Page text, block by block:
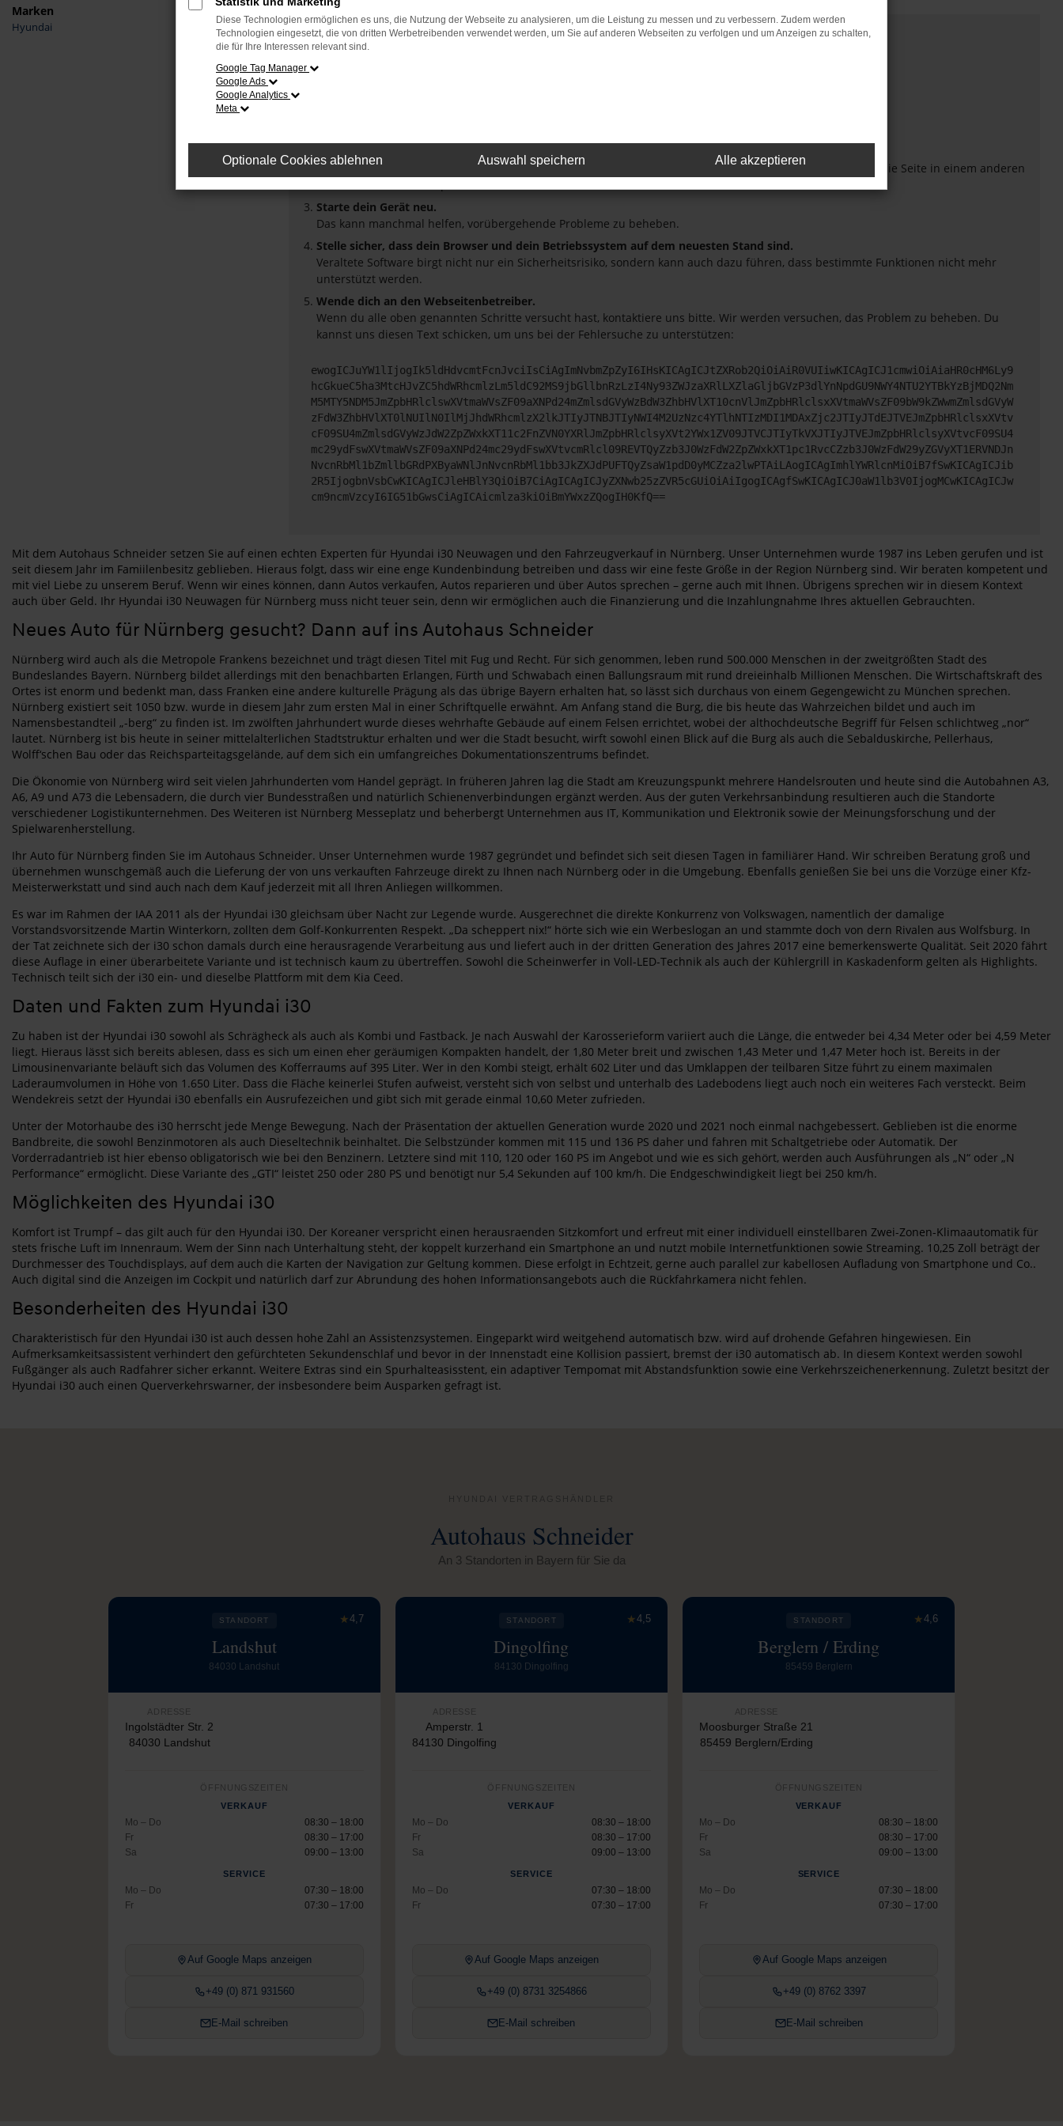
Marken
Hyundai Fehler: Network Error
Beim Laden ist ein Fehler aufgetreten.
Prüfe deine Browsererweiterungen.
Manche Erweiterungen, wie Werbeblocker, können das Laden bestimmter Seiten verhindern. Funktioniert die Seite in einem anderen
Starte dein Gerät neu.
Das kann manchmal helfen, vorübergehende Probleme zu beheben.
Stelle sicher, dass dein Browser und dein Betriebssystem auf dem neuesten Stand sind.
Veraltete Software birgt nicht nur ein Sicherheitsrisiko, sondern kann auch dazu führen, dass bestimmte Funktionen nicht mehr
unterstützt werden.
Wende dich an den Webseitenbetreiber.
Wenn du alle oben genannten Schritte versucht hast, kontaktiere uns bitte. Wir werden versuchen, das Problem zu beheben. Du
kannst uns diesen Text schicken, um uns bei der Fehlersuche zu unterstützen:
ewogICJuYW1lIjogIk5ldHdvcmtFcnJvciIsCiAgImNvbmZpZyI6IHsKICAgICJtZXRob2QiOiAiR0VUIiwKICAgICJ1cmwiOiAiaHR0cHM6Ly9
hcGkueC5ha3MtcHJvZC5hdWRhcmlzLm5ldC92MS9jbGllbnRzLzI4Ny93ZWJzaXRlLXZlaGljbGVzP3dlYnNpdGU9NWY4NTU2YTBkYzBjMDQ2Nm
M5MTY5NDM5JmZpbHRlclswXVtmaWVsZF09aXNPd24mZmlsdGVyWzBdW3ZhbHVlXT10cnVlJmZpbHRlclsxXVtmaWVsZF09bW9kZWwmZmlsdGVyW
zFdW3ZhbHVlXT0lNUIlN0IlMjJhdWRhcmlzX2lkJTIyJTNBJTIyNWI4M2UzNzc4YTlhNTIzMDI1MDAxZjc2JTIyJTdEJTVEJmZpbHRlclsxXVtv
cF09SU4mZmlsdGVyWzJdW2ZpZWxkXT11c2FnZVN0YXRlJmZpbHRlclsyXVt2YWx1ZV09JTVCJTIyTkVXJTIyJTVEJmZpbHRlclsyXVtvcF09SU4
mc29ydFswXVtmaWVsZF09aXNPd24mc29ydFswXVtvcmRlcl09REVTQyZzb3J0WzFdW2ZpZWxkXT1pc1RvcCZzb3J0WzFdW29yZGVyXT1ERVNDJn
NvcnRbMl1bZmllbGRdPXByaWNlJnNvcnRbMl1bb3JkZXJdPUFTQyZsaW1pdD0yMCZza2lwPTAiLAogICAgImhlYWRlcnMiOiB7fSwKICAgICJib
2R5IjogbnVsbCwKICAgICJleHBlY3QiOiB7CiAgICAgICJyZXNwb25zZVR5cGUiOiAiIgogICAgfSwKICAgICJ0aW1lb3V0IjogMCwKICAgICJw
cm9ncmVzcyI6IG51bGwsCiAgICAicmlza3kiOiBmYWxzZQogIH0KfQ==
Mit dem Autohaus Schneider setzen Sie auf einen echten Experten für Hyundai i30 Neuwagen und den Fahrzeugverkauf in Nürnberg. Unser Unternehmen wurde 1987 ins Leben gerufen und ist
seit diesem Jahr im Famiilenbesitz geblieben. Hieraus folgt, dass wir eine enge Kundenbindung betreiben und dass wir eine feste Größe in der Region Nürnberg sind. Wir beraten kompetent und
mit viel Liebe zu unserem Beruf. Wenn wir eines können, dann Autos verkaufen, Autos reparieren und über Autos sprechen – gerne auch mit Ihnen. Übrigens sprechen wir in diesem Kontext
auch über Geld. Ihr Hyundai i30 Neuwagen für Nürnberg muss nicht teuer sein, denn wir ermöglichen auch die Finanzierung und die Inzahlungnahme Ihres aktuellen Gebrauchten.
Neues Auto für Nürnberg gesucht? Dann auf ins Autohaus Schneider
Nürnberg wird auch als die Metropole Frankens bezeichnet und trägt diesen Titel mit Fug und Recht. Für sich genommen, leben rund 500.000 Menschen in der zweitgrößten Stadt des
Bundeslandes Bayern. Nürnberg bildet allerdings mit den benachbarten Erlangen, Fürth und Schwabach einen Ballungsraum mit rund dreieinhalb Millionen Menschen. Die Wirtschaftskraft des
Ortes ist enorm und bedenkt man, dass Franken eine andere kulturelle Prägung als das übrige Bayern erhalten hat, so lässt sich durchaus von einem Gegengewicht zu München sprechen.
Nürnberg existiert seit 1050 bzw. wurde in diesem Jahr zum ersten Mal in einer Schriftquelle erwähnt. Am Anfang stand die Burg, die bis heute das Wahrzeichen bildet und auch im
Namensbestandteil „-berg“ zu finden ist. Im zwölften Jahrhundert wurde dieses wehrhafte Gebäude auf einem Felsen errichtet, wobei der althochdeutsche Begriff für Felsen schlichtweg „nor“
lautet. Nürnberg ist bis heute in seiner mittelalterlichen Stadtstruktur erhalten und wer die Stadt besucht, wirft sowohl einen Blick auf die Burg als auch die Sebalduskirche, Pellerhaus,
Wolff‘schen Bau oder das Reichsparteitagsgelände, auf dem sich ein umfangreiches Dokumentationszentrums befindet.
Die Ökonomie von Nürnberg wird seit vielen Jahrhunderten vom Handel geprägt. In früheren Jahren lag die Stadt am Kreuzungspunkt mehrere Handelsrouten und heute sind die Autobahnen A3,
A6, A9 und A73 die Lebensadern, die durch vier Bundesstraßen und natürlich Schienenverbindungen ergänzt werden. Aus der guten Verkehrsanbindung resultieren auch die Standorte
verschiedener Logistikunternehmen. Des Weiteren ist Nürnberg Messeplatz und beherbergt Unternehmen aus IT, Kommunikation und Elektronik sowie der Meinungsforschung und der
Spielwarenherstellung.
Ihr Auto für Nürnberg finden Sie im Autohaus Schneider. Unser Unternehmen wurde 1987 gegründet und befindet sich seit diesen Tagen in familiärer Hand. Wir schreiben Beratung groß und
übernehmen wunschgemäß auch die Lieferung der von uns verkauften Fahrzeuge direkt zu Ihnen nach Nürnberg oder in die Umgebung. Ebenfalls genießen Sie bei uns die Vorzüge einer Kfz-
Meisterwerkstatt und sind auch nach dem Kauf jederzeit mit all Ihren Anliegen willkommen.
Es war im Rahmen der IAA 2011 als der Hyundai i30 gleichsam über Nacht zur Legende wurde. Ausgerechnet die direkte Konkurrenz von Volkswagen, namentlich der damalige
Vorstandsvorsitzende Martin Winterkorn, zollten dem Golf-Konkurrenten Respekt. „Da scheppert nix!“ hörte sich wie ein Werbeslogan an und stammte doch von dern Rivalen aus Wolfsburg. In
der Tat zeichnete sich der i30 schon damals durch eine herausragende Verarbeitung aus und liefert auch in der dritten Generation des Jahres 2017 eine bemerkenswerte Qualität. Seit 2020 fährt
diese Auflage in einer überarbeitete Variante und ist technisch kaum zu übertreffen. Sowohl die Scheinwerfer in Voll-LED-Technik als auch der Kühlergrill in Kaskadenform gelten als Highlights.
Technisch teilt sich der i30 ein- und dieselbe Plattform mit dem Kia Ceed.
Daten und Fakten zum Hyundai i30
Zu haben ist der Hyundai i30 sowohl als Schrägheck als auch als Kombi und Fastback. Je nach Auswahl der Karosserieform variiert auch die Länge, die entweder bei 4,34 Meter oder bei 4,59 Meter
liegt. Hieraus lässt sich bereits ablesen, dass es sich um einen eher geräumigen Kompakten handelt, der 1,80 Meter breit und zwischen 1,43 Meter und 1,47 Meter hoch ist. Bereits in der
Limousinenvariante beläuft sich das Volumen des Kofferraums auf 395 Liter. Wer in den Kombi steigt, erhält 602 Liter und das Umklappen der teilbaren Sitze führt zu einem maximalen
Laderaumvolumen in Höhe von 1.650 Liter. Dass die Fläche keinerlei Stufen aufweist, versteht sich von selbst und unterhalb des Ladebodens liegt auch noch ein weiteres Fach versteckt. Beim
Wendekreis setzt der Hyundai i30 ebenfalls ein Ausrufezeichen und gibt sich mit gerade einmal 10,60 Meter zufrieden.
Unter der Motorhaube des i30 herrscht jede Menge Bewegung. Nach der Präsentation der aktuellen Generation wurde 2020 und 2021 noch einmal nachgebessert. Geblieben ist die enorme
Bandbreite, die sowohl Benzinmotoren als auch Dieseltechnik beinhaltet. Die Selbstzünder kommen mit 115 und 136 PS daher und fahren mit Schaltgetriebe oder Automatik. Der
Vorderradantrieb ist hier ebenso obligatorisch wie bei den Benzinern. Letztere sind mit 110, 120 oder 160 PS im Angebot und wie es sich gehört, werden auch Ausführungen als „N“ oder „N
Performance“ ermöglicht. Diese Variante des „GTI“ leistet 250 oder 280 PS und benötigt nur 5,4 Sekunden auf 100 km/h. Die Endgeschwindigkeit liegt bei 250 km/h.
Möglichkeiten des Hyundai i30
Komfort ist Trumpf – das gilt auch für den Hyundai i30. Der Koreaner verspricht einen herausraenden Sitzkomfort und erfreut mit einer individuell einstellbaren Zwei-Zonen-Klimaautomatik für
stets frische Luft im Innenraum. Wem der Sinn nach Unterhaltung steht, der koppelt kurzerhand ein Smartphone an und nutzt mobile Internetfunktionen sowie Streaming. 10,25 Zoll beträgt der
Durchmesser des Touchdisplays, auf dem auch die Karten der Navigation zur Geltung kommen. Diese erfolgt in Echtzeit, gerne auch parallel zur kabellosen Aufladung von Smartphone und Co..
Auch digital sind die Anzeigen im Cockpit und natürlich darf zur Abrundung des hohen Informationsangebots auch die Rückfahrkamera nicht fehlen.
Besonderheiten des Hyundai i30
Charakteristisch für den Hyundai i30 ist auch dessen hohe Zahl an Assistenzsystemen. Eingeparkt wird weitgehend automatisch bzw. wird auf drohende Gefahren hingewiesen. Ein
Aufmerksamkeitsassistent verhindert den gefürchteten Sekundenschlaf und bevor in der Innenstadt eine Kollision passiert, bremst der i30 automatisch ab. In diesem Kontext werden sowohl
Fußgänger als auch Radfahrer sicher erkannt. Weitere Extras sind ein Spurhalteasisstent, ein adaptiver Tempomat mit Abstandsfunktion sowie eine Verkehrszeichenerkennung. Zuletzt besitzt der
Hyundai i30 auch einen Querverkehrswarner, der insbesondere beim Ausparken gefragt ist.
Autohaus Schneider
An 3 Standorten in Bayern für Sie da
★4,7
STANDORT
Landshut
84030 Landshut
ADRESSE
Ingolstädter Str. 2
84030 Landshut
ÖFFNUNGSZEITEN
VERKAUF
Mo – Do
08:30 – 18:00
Fr
08:30 – 17:00
Sa
09:00 – 13:00
SERVICE
Mo – Do
07:30 – 18:00
Fr
07:30 – 17:00
Auf Google Maps anzeigen
+49 (0) 871 931560
E-Mail schreiben
★4,5
STANDORT
Dingolfing
84130 Dingolfing
ADRESSE
Amperstr. 1
84130 Dingolfing
ÖFFNUNGSZEITEN
VERKAUF
Mo – Do
08:30 – 18:00
Fr
08:30 – 17:00
Sa
09:00 – 13:00
SERVICE
Mo – Do
07:30 – 18:00
Fr
07:30 – 17:00
Auf Google Maps anzeigen
+49 (0) 8731 3254866
E-Mail schreiben
★4,6
STANDORT
Berglern / Erding
85459 Berglern
ADRESSE
Moosburger Straße 21
85459 Berglern/Erding
ÖFFNUNGSZEITEN
VERKAUF
Mo – Do
08:30 – 18:00
Fr
08:30 – 17:00
Sa
09:00 – 13:00
SERVICE
Mo – Do
07:30 – 18:00
Fr
07:30 – 17:00
Auf Google Maps anzeigen
+49 (0) 8762 3397
E-Mail schreiben
Diese Technologien ermöglichen es uns, die Nutzung der Webseite zu analysieren, um die Leistung zu messen und zu verbessern. Zudem werden
Technologien eingesetzt, die von dritten Werbetreibenden verwendet werden, um Sie auf anderen Webseiten zu verfolgen und um Anzeigen zu schalten,
die für Ihre Interessen relevant sind.
Google Tag Manager
Google Ads
Google Analytics
Meta
Optionale Cookies ablehnen Auswahl speichern Alle akzeptieren